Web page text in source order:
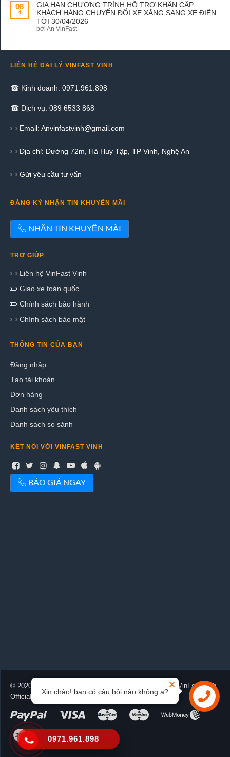
08
4
GIA HẠN CHƯƠNG TRÌNH HỖ TRỢ KHẨN CẤP
KHÁCH HÀNG CHUYỂN ĐỔI XE XĂNG SANG XE ĐIỆN
TỚI 30/04/2026
bởi An VinFast
LIÊN HỆ ĐẠI LÝ VINFAST VINH
☎ Kinh doanh: 0971.961.898
☎ Dịch vụ: 089 6533 868
Email: Anvinfastvinh@gmail.com
Địa chỉ: Đường 72m, Hà Huy Tập, TP Vinh, Nghệ An
Gửi yêu cầu tư vấn
ĐĂNG KÝ NHẬN TIN KHUYẾN MÃI
NHẬN TIN KHUYẾN MÃI
TRỢ GIÚP
Liên hệ VinFast Vinh
Giao xe toàn quốc
Chính sách bảo hành
Chính sách bảo mật
THÔNG TIN CỦA BẠN
Đăng nhập
Tạo tài khoản
Đơn hàng
Danh sách yêu thích
Danh sách so sánh
KẾT NỐI VỚI VINFAST VINH
BÁO GIÁ NGAY
© 2020-2026 Vinfastvinh.net.vn™. Được cung cấp bởi VinFast Vinh
Official
Xin chào! bạn có câu hỏi nào không ạ?
0971.961.898